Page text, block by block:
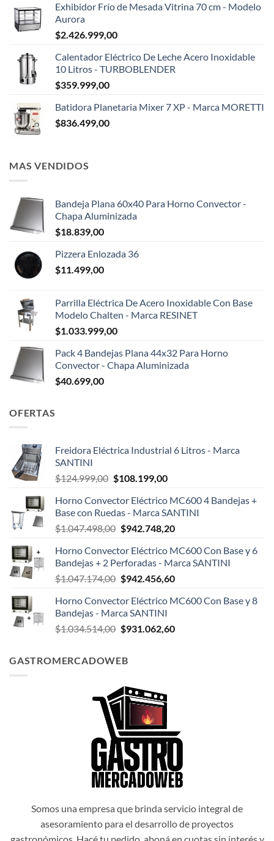
Exhibidor Frío de Mesada Vitrina 70 cm - Modelo
Aurora
$2.426.999,00
Calentador Eléctrico De Leche Acero Inoxidable
10 Litros - TURBOBLENDER
$359.999,00
Batidora Planetaria Mixer 7 XP - Marca MORETTI
$836.499,00
MAS VENDIDOS
Bandeja Plana 60x40 Para Horno Convector -
Chapa Aluminizada
$18.839,00
Pizzera Enlozada 36
$11.499,00
Parrilla Eléctrica De Acero Inoxidable Con Base
Modelo Chalten - Marca RESINET
$1.033.999,00
Pack 4 Bandejas Plana 44x32 Para Horno
Convector - Chapa Aluminizada
$40.699,00
OFERTAS
Freidora Eléctrica Industrial 6 Litros - Marca
SANTINI
$124.999,00 El
original
era:
$124.999,00.
$108.199,00El
actual
es:
$108.199,00.
Horno Convector Eléctrico MC600 4 Bandejas +
Base con Ruedas - Marca SANTINI
$1.047.498,00 El
original
era:
$1.047.498,00.
$942.748,20El
actual
es:
$942.748,20.
Horno Convector Eléctrico MC600 Con Base y 6
Bandejas + 2 Perforadas - Marca SANTINI
$1.047.174,00 El
original
era:
$1.047.174,00.
$942.456,60El
actual
$942.456,60.
Horno Convector Eléctrico MC600 Con Base y 8
Bandejas - Marca SANTINI
$1.034.514,00 El
era:
$931.062,60El
GASTROMERCADOWEB
Somos una empresa que brinda servicio integral de
asesoramiento para el desarrollo de proyectos